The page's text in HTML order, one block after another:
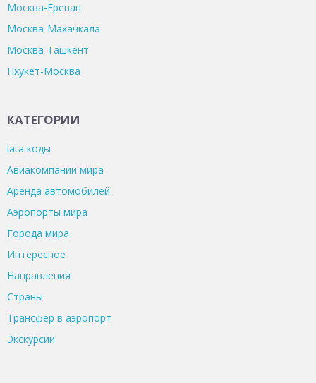
Москва-Ереван
Москва-Махачкала
Москва-Ташкент
Пхукет-Москва
КАТЕГОРИИ
iata коды
Авиакомпании мира
Аренда автомобилей
Аэропорты мира
Города мира
Интересное
Направления
Страны
Трансфер в аэропорт
Экскурсии